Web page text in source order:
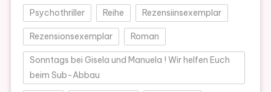
Psychothriller Reihe Rezensiinsexemplar
Rezensionsexemplar Roman
Sonntags bei Gisela und Manuela ! Wir helfen Euch
beim Sub-Abbau